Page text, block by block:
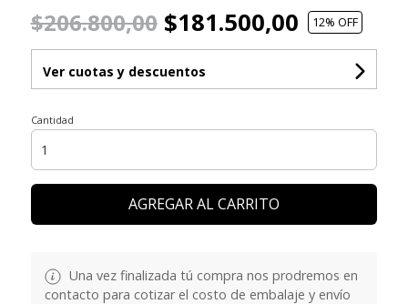
$206.800,00$181.500,00 12% OFF
Ver cuotas y descuentos
Cantidad
AGREGAR AL CARRITO
Una vez finalizada tú compra nos prodremos en
contacto para cotizar el costo de embalaje y envío